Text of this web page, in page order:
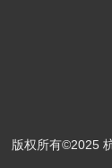
版权所有©2025